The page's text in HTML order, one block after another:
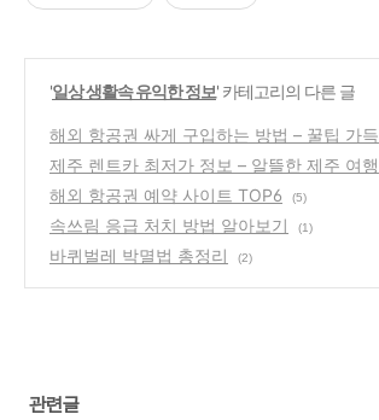
'일상 생활속 유익한 정보' 카테고리의 다른 글
해외 항공권 싸게 구입하는 방법 – 꿀팁 가득
한 항공권 예약 가이드
(2)
제주 렌트카 최저가 정보 – 알뜰한 제주 여행
의 시작
(2)
해외 항공권 예약 사이트 TOP6 (5)
속쓰림 응급 처치 방법 알아보기 (1)
바퀴벌레 박멸법 총정리 (2)
관련글